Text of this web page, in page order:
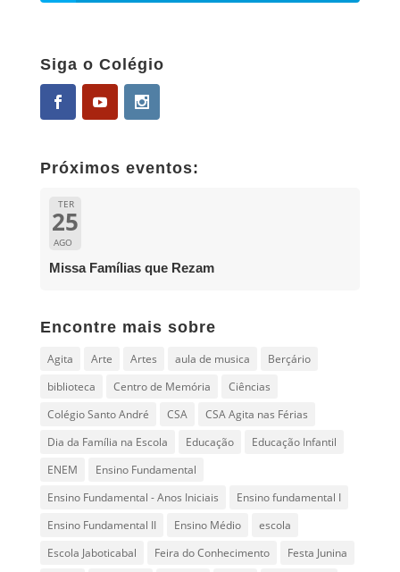
Siga o Colégio
Próximos eventos:
TER
25
AGO
Missa Famílias que Rezam
Encontre mais sobre
Agita Arte Artes aula de musica
Berçário
biblioteca
Centro de Memória
Ciências
Colégio Santo André
CSA
CSA Agita nas Férias
Dia da Família na Escola
Educação
Educação Infantil
ENEM
Ensino Fundamental
Ensino Fundamental - Anos Iniciais
Ensino fundamental I
Ensino Fundamental II
Ensino Médio
escola
Escola Jaboticabal
Feira do Conhecimento
Festa Junina